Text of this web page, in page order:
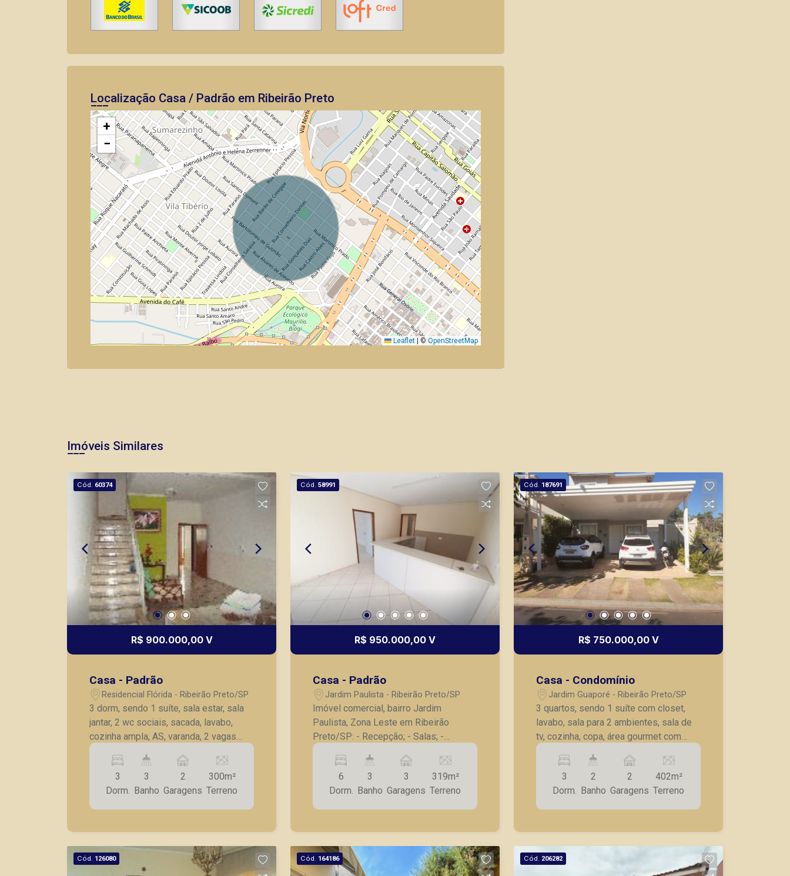
Localização Casa / Padrão em Ribeirão Preto
+
−
Leaflet ©OpenStreetMap
Imóveis Similares
Cód. 60374
R$ 900.000,00 V
Casa - Padrão
Residencial Flórida - Ribeirão Preto/SP
3 dorm, sendo 1 suíte, sala estar, sala
jantar, 2 wc sociais, sacada, lavabo,
cozinha ampla, AS, varanda, 2 vagas
cobertas garagem.
3
Dorm.
3
Banho
2
Garagens
300m²
Terreno
Cód. 58991
R$ 950.000,00 V
Casa - Padrão
Jardim Paulista - Ribeirão Preto/SP
Imóvel comercial, bairro Jardim
Paulista, Zona Leste em Ribeirão
Preto/SP: - Recepção; - Salas; -
Cozinha; - Quintal; - Depósito externo; -
Excelente localização em avenida de
grande fluxo; - 03 vagas recuadas para
estacionamento. A Piramid tem como
objetivo atender seus clientes com
vendas de imóveis prontos, usados ou
mesmo nos principais lançamentos da
cidade de Ribeirão Preto.
6
Dorm.
3
Banho
3
Garagens
319m²
Terreno
Cód. 187691
R$ 750.000,00 V
Casa - Condomínio
Jardim Guaporé - Ribeirão Preto/SP
3 quartos, sendo 1 suíte com closet,
lavabo, sala para 2 ambientes, sala de
tv, cozinha, copa, área gourmet com
churrasqueira, lavanderia, 2 vagas de
garagem cobertas.
3
Dorm.
2
Banho
2
Garagens
402m²
Terreno
Cód. 126080 Cód. 164186 Cód. 206282